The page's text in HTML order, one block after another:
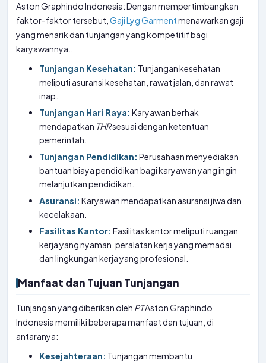
Aston Graphindo Indonesia: Dengan mempertimbangkan
faktor-faktor tersebut, Gaji Lyg Garmentmenawarkan gaji
yang menarik dan tunjangan yang kompetitif bagi
karyawannya..
Tunjangan Kesehatan: Tunjangan kesehatan
meliputi asuransi kesehatan, rawat jalan, dan rawat
inap.
Tunjangan Hari Raya: Karyawan berhak
mendapatkan THRsesuai dengan ketentuan
pemerintah.
Tunjangan Pendidikan: Perusahaan menyediakan
bantuan biaya pendidikan bagi karyawan yang ingin
melanjutkan pendidikan.
Asuransi: Karyawan mendapatkan asuransi jiwa dan
kecelakaan.
Fasilitas Kantor: Fasilitas kantor meliputi ruangan
kerja yang nyaman, peralatan kerja yang memadai,
dan lingkungan kerja yang profesional.
Manfaat dan Tujuan Tunjangan
Tunjangan yang diberikan oleh PTAston Graphindo
Indonesia memiliki beberapa manfaat dan tujuan, di
antaranya:
Kesejahteraan: Tunjangan membantu